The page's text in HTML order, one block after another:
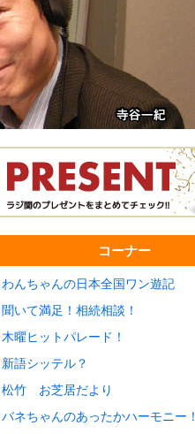
コーナー
わんちゃんの日本全国ワン遊記
聞いて満足！相続相談！
木曜ヒットパレード！
新語シッテル？
松竹 お芝居だより
バネちゃんのあったかハーモニー！